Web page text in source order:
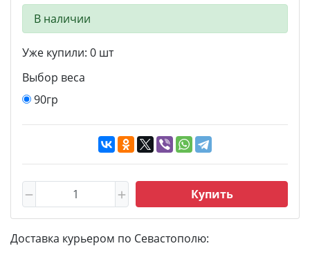
В наличии
Уже купили: 0 шт
Выбор веса
90гр
Купить
Доставка курьером по Севастополю: